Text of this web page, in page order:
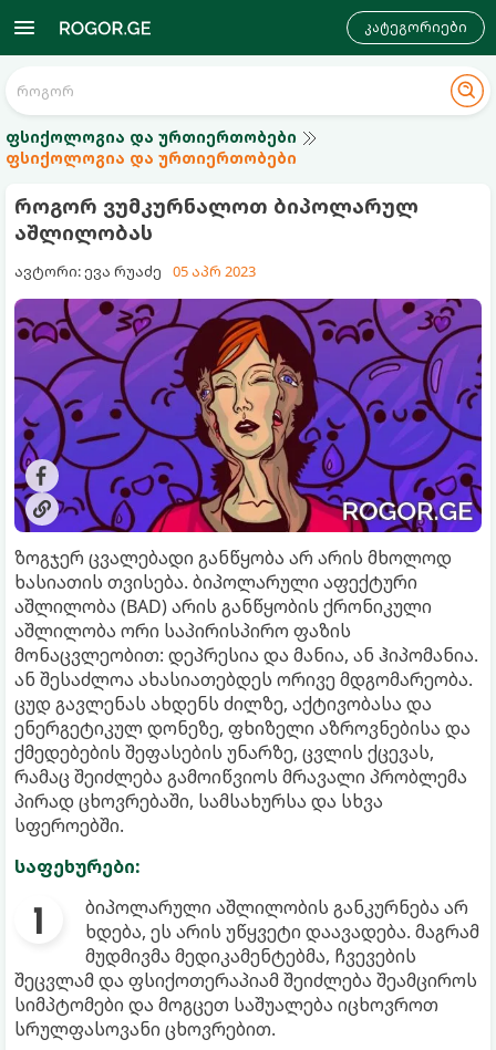
კატეგორიები
ფსიქოლოგია და ურთიერთობები
ფსიქოლოგია და ურთიერთობები
როგორ ვუმკურნალოთ ბიპოლარულ
აშლილობას
ავტორი: ევა რუაძე 05 აპრ 2023
ზოგჯერ ცვალებადი განწყობა არ არის მხოლოდ
ხასიათის თვისება. ბიპოლარული აფექტური
აშლილობა (BAD) არის განწყობის ქრონიკული
აშლილობა ორი საპირისპირო ფაზის
მონაცვლეობით: დეპრესია და მანია, ან ჰიპომანია.
ან შესაძლოა ახასიათებდეს ორივე მდგომარეობა.
ცუდ გავლენას ახდენს ძილზე, აქტივობასა და
ენერგეტიკულ დონეზე, ფხიზელი აზროვნებისა და
ქმედებების შეფასების უნარზე, ცვლის ქცევას,
რამაც შეიძლება გამოიწვიოს მრავალი პრობლემა
პირად ცხოვრებაში, სამსახურსა და სხვა
სფეროებში.
საფეხურები:
ბიპოლარული აშლილობის განკურნება არ
ხდება, ეს არის უწყვეტი დაავადება. მაგრამ
მუდმივმა მედიკამენტებმა, ჩვევების
შეცვლამ და ფსიქოთერაპიამ შეიძლება შეამციროს
სიმპტომები და მოგცეთ საშუალება იცხოვროთ
სრულფასოვანი ცხოვრებით.